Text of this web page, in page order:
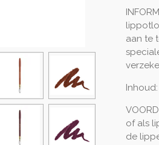
aan te
Inhoud:
of als
de